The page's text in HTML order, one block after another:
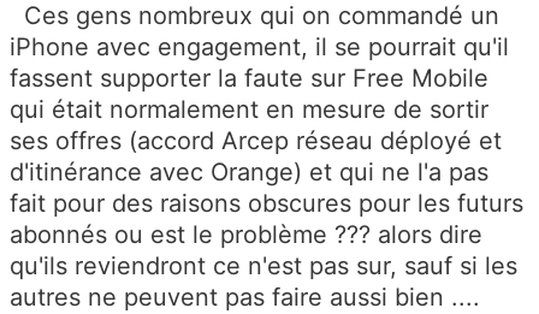
Ces gens nombreux qui on commandé un
iPhone avec engagement, il se pourrait qu'il
fassent supporter la faute sur Free Mobile
qui était normalement en mesure de sortir
ses offres (accord Arcep réseau déployé et
d'itinérance avec Orange) et qui ne l'a pas
fait pour des raisons obscures pour les futurs
abonnés ou est le problème ??? alors dire
qu'ils reviendront ce n'est pas sur, sauf si les
autres ne peuvent pas faire aussi bien ....